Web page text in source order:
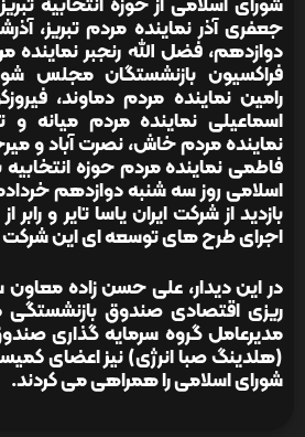
جعفری آذر نماینده مردم تبریز،
دوازدهم، فضل الله رنجبر نماینده
فراکسیون بازنشستگان مجلس
رامین نماینده مردم دماوند،
اسماعیلی نماینده مردم میانه و
نماینده مردم خاش، نصرت آباد و
فاطمی نماینده مردم حوزه
بازدید از شرکت ایران یاسا تایر و
اجرای طرح های توسعه ای این شرکت
در این دیدار، علی حسن زاده معاون
ریزی اقتصادی صندوق
مدیرعامل گروه سرمایه گذاری
(هلدینگ صبا انرژی) نیز اعضای
شورای اسلامی را همراهی می کردند.